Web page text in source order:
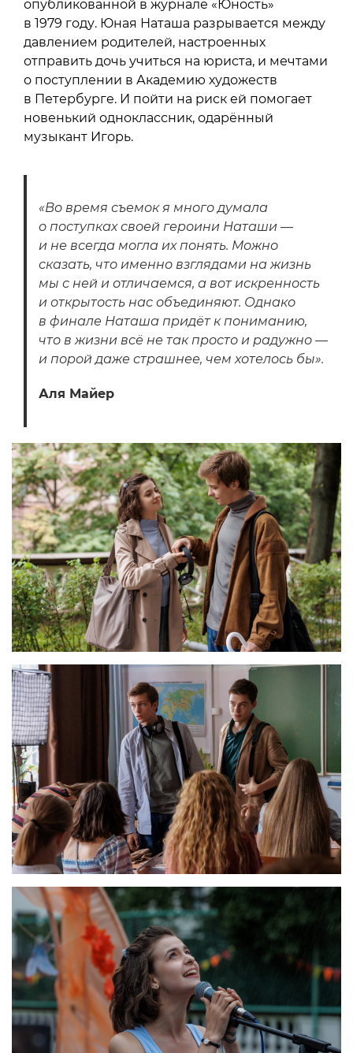
опубликованной в журнале «Юность»
в 1979 году. Юная Наташа разрывается между
давлением родителей, настроенных
отправить дочь учиться на юриста, и мечтами
о поступлении в Академию художеств
в Петербурге. И пойти на риск ей помогает
новенький одноклассник, одарённый
музыкант Игорь.
«Во время съемок я много думала
о поступках своей героини Наташи —
и не всегда могла их понять. Можно
сказать, что именно взглядами на жизнь
мы с ней и отличаемся, а вот искренность
и открытость нас объединяют. Однако
в финале Наташа придёт к пониманию,
что в жизни всё не так просто и радужно —
и порой даже страшнее, чем хотелось бы».
Аля Майер